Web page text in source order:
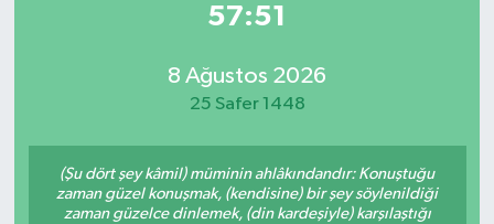
57:51
8 Ağustos 2026
25 Safer 1448
(Şu dört şey kâmil) müminin ahlâkındandır: Konuştuğu
zaman güzel konuşmak, (kendisine) bir şey söylenildiği
zaman güzelce dinlemek, (din kardeşiyle) karşılaştığı
Son Dakika Haberleri